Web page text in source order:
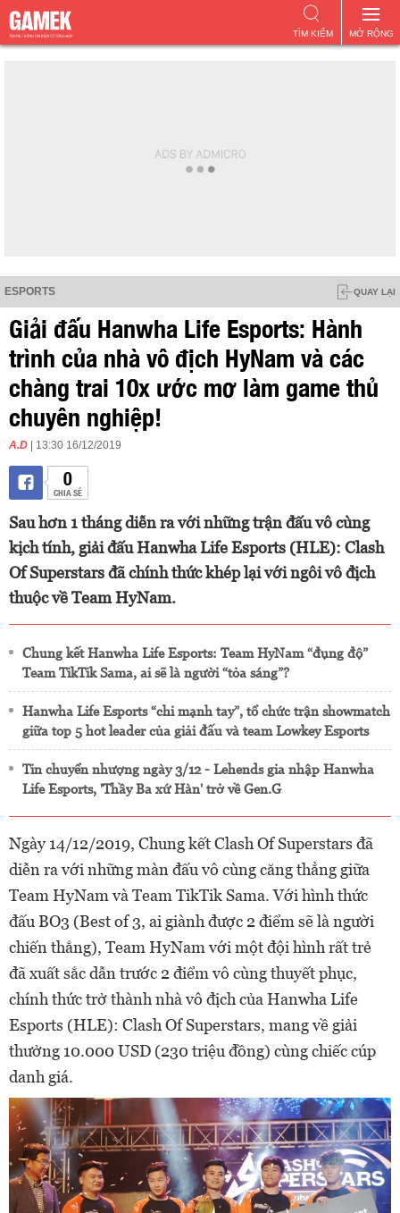
MỞ RỘNG
TÌM KIẾM
ESPORTS QUAY LẠI
Giải đấu Hanwha Life Esports: Hành
trình của nhà vô địch HyNam và các
chàng trai 10x ước mơ làm game thủ
chuyên nghiệp!
A.D | 13:30 16/12/2019
0
CHIA SẺ
Sau hơn 1 tháng diễn ra với những trận đấu vô cùng
kịch tính, giải đấu Hanwha Life Esports (HLE): Clash
Of Superstars đã chính thức khép lại với ngôi vô địch
thuộc về Team HyNam.
Chung kết Hanwha Life Esports: Team HyNam “đụng độ”
Team TikTik Sama, ai sẽ là người “tỏa sáng”?
Hanwha Life Esports “chi mạnh tay”, tổ chức trận showmatch
giữa top 5 hot leader của giải đấu và team Lowkey Esports
Tin chuyển nhượng ngày 3/12 - Lehends gia nhập Hanwha
Life Esports, 'Thầy Ba xứ Hàn' trở về Gen.G
Ngày 14/12/2019, Chung kết Clash Of Superstars đã
diễn ra với những màn đấu vô cùng căng thẳng giữa
Team HyNam và Team TikTik Sama. Với hình thức
đấu BO3 (Best of 3, ai giành được 2 điểm sẽ là người
chiến thắng), Team HyNam với một đội hình rất trẻ
đã xuất sắc dẫn trước 2 điểm vô cùng thuyết phục,
chính thức trở thành nhà vô địch của Hanwha Life
Esports (HLE): Clash Of Superstars, mang về giải
thưởng 10.000 USD (230 triệu đồng) cùng chiếc cúp
danh giá.